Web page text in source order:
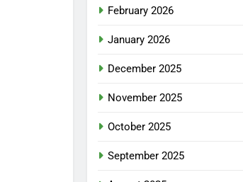
February 2026
January 2026
December 2025
November 2025
October 2025
September 2025